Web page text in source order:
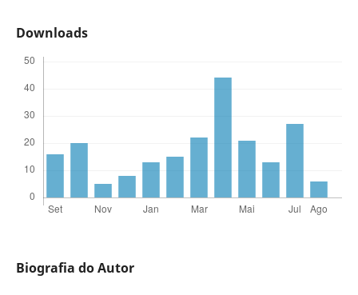
Downloads
Biografia do Autor